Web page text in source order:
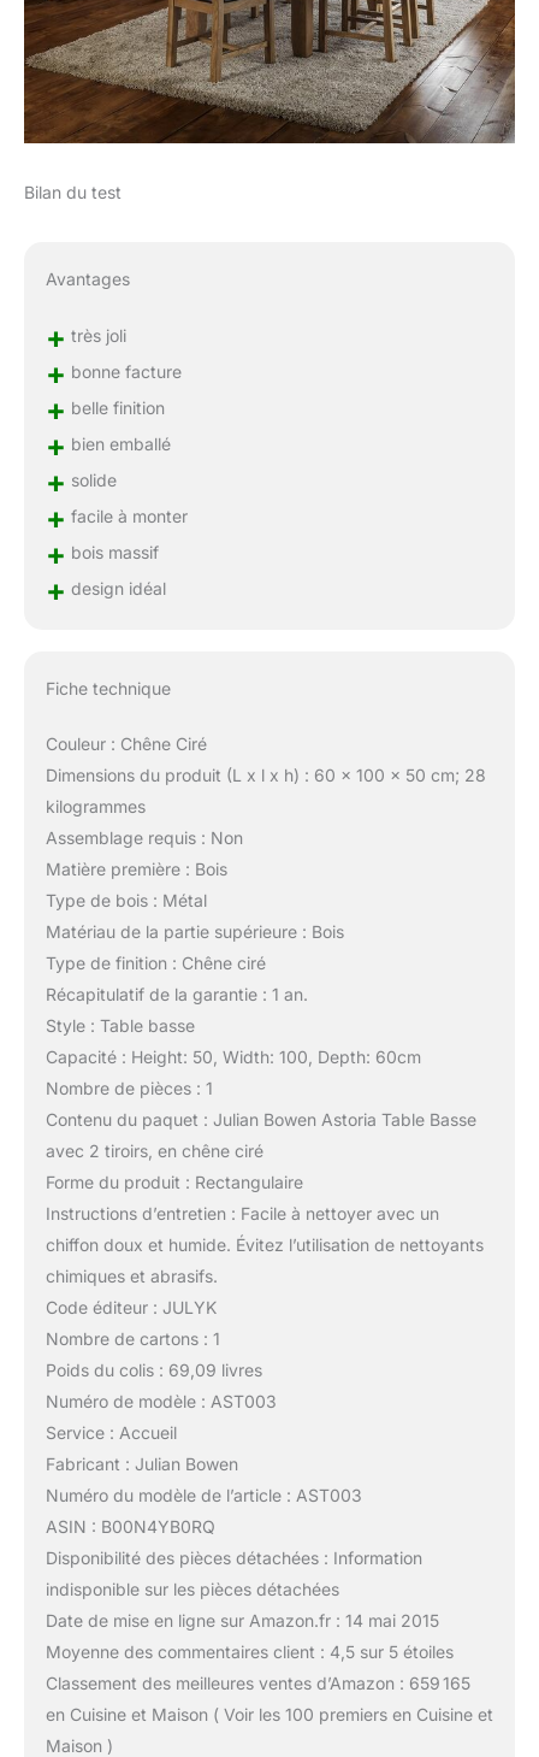
Bilan du test
Avantages
+ très joli
+ bonne facture
+ belle finition
+ bien emballé
+ solide
+ facile à monter
+ bois massif
+ design idéal
Fiche technique
Couleur : Chêne Ciré
Dimensions du produit (L x l x h) : 60 x 100 x 50 cm; 28
kilogrammes
Assemblage requis : Non
Matière première : Bois
Type de bois : Métal
Matériau de la partie supérieure : Bois
Type de finition : Chêne ciré
Récapitulatif de la garantie : 1 an.
Style : Table basse
Capacité : Height: 50, Width: 100, Depth: 60cm
Nombre de pièces : 1
Contenu du paquet : Julian Bowen Astoria Table Basse
avec 2 tiroirs, en chêne ciré
Forme du produit : Rectangulaire
Instructions d’entretien : Facile à nettoyer avec un
chiffon doux et humide. Évitez l’utilisation de nettoyants
chimiques et abrasifs.
Code éditeur : JULYK
Nombre de cartons : 1
Poids du colis : 69,09 livres
Numéro de modèle : AST003
Service : Accueil
Fabricant : Julian Bowen
Numéro du modèle de l’article : AST003
ASIN : B00N4YB0RQ
Disponibilité des pièces détachées : Information
indisponible sur les pièces détachées
Date de mise en ligne sur Amazon.fr : 14 mai 2015
Moyenne des commentaires client : 4,5 sur 5 étoiles
Classement des meilleures ventes d’Amazon : 659 165
en Cuisine et Maison ( Voir les 100 premiers en Cuisine et
Maison )